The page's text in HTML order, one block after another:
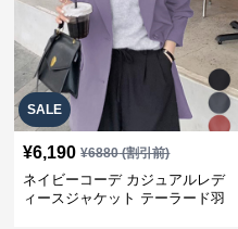
SALE
¥6,190 ¥6880(割引前)
ネイビーコーデ カジュアルレデ
ィースジャケット テーラード羽